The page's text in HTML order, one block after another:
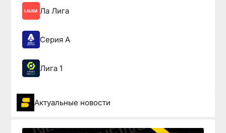
Ла Лига
Серия А
Лига 1
Актуальные новости